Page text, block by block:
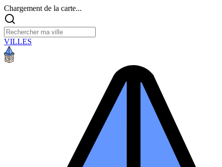
Chargement de la carte...
VILLES